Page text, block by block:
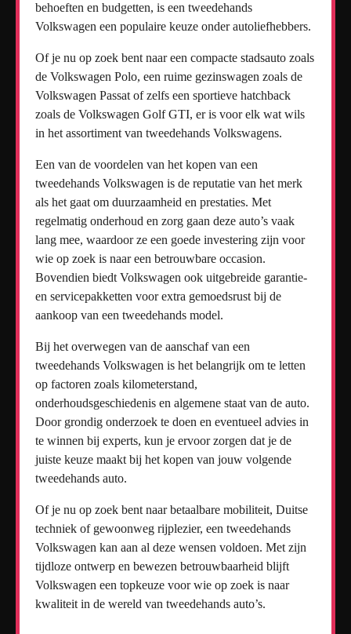
behoeften en budgetten, is een tweedehands
Volkswagen een populaire keuze onder autoliefhebbers.
Of je nu op zoek bent naar een compacte stadsauto zoals
de Volkswagen Polo, een ruime gezinswagen zoals de
Volkswagen Passat of zelfs een sportieve hatchback
zoals de Volkswagen Golf GTI, er is voor elk wat wils
in het assortiment van tweedehands Volkswagens.
Een van de voordelen van het kopen van een
tweedehands Volkswagen is de reputatie van het merk
als het gaat om duurzaamheid en prestaties. Met
regelmatig onderhoud en zorg gaan deze auto’s vaak
lang mee, waardoor ze een goede investering zijn voor
wie op zoek is naar een betrouwbare occasion.
Bovendien biedt Volkswagen ook uitgebreide garantie-
en servicepakketten voor extra gemoedsrust bij de
aankoop van een tweedehands model.
Bij het overwegen van de aanschaf van een
tweedehands Volkswagen is het belangrijk om te letten
op factoren zoals kilometerstand,
onderhoudsgeschiedenis en algemene staat van de auto.
Door grondig onderzoek te doen en eventueel advies in
te winnen bij experts, kun je ervoor zorgen dat je de
juiste keuze maakt bij het kopen van jouw volgende
tweedehands auto.
Of je nu op zoek bent naar betaalbare mobiliteit, Duitse
techniek of gewoonweg rijplezier, een tweedehands
Volkswagen kan aan al deze wensen voldoen. Met zijn
tijdloze ontwerp en bewezen betrouwbaarheid blijft
Volkswagen een topkeuze voor wie op zoek is naar
kwaliteit in de wereld van tweedehands auto’s.